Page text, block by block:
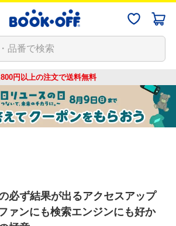
円以上の注文で送料無料
必ず結果が出るアクセスアップ
ァンにも検索エンジンにも好か